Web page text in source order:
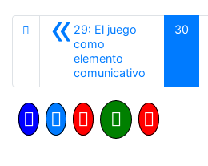
«29: El juego
como
elemento
comunicativo
30